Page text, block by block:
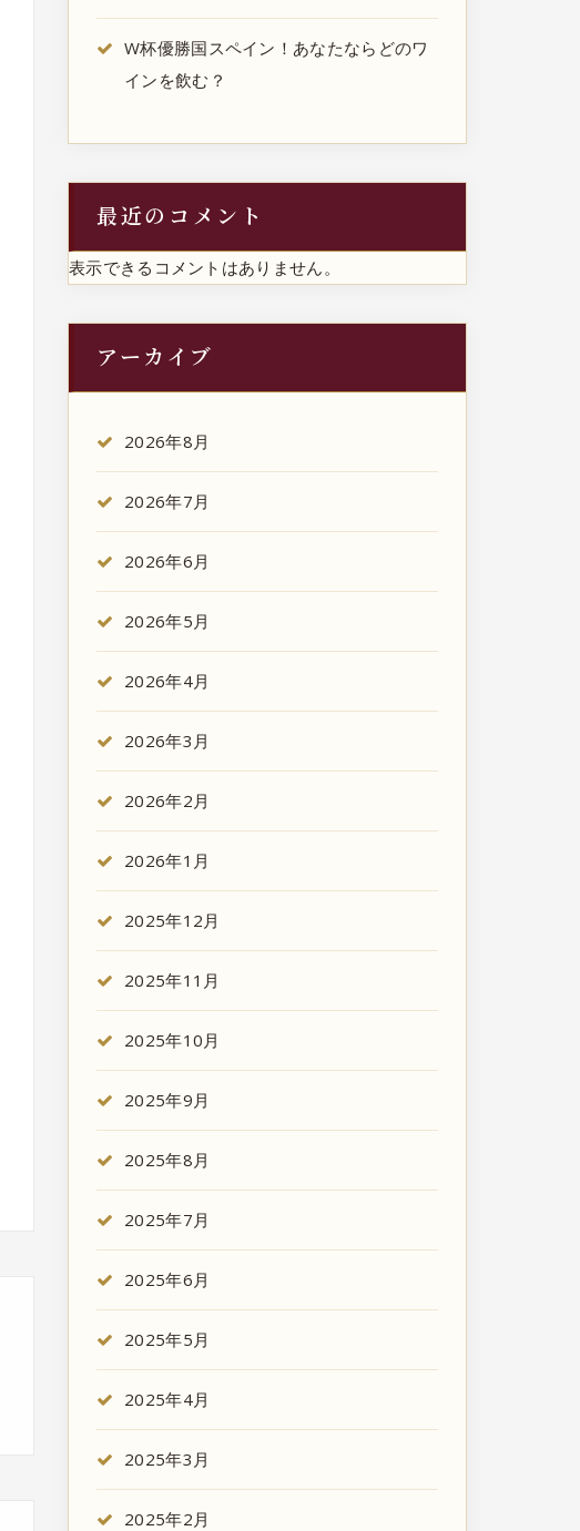
W杯優勝国スペイン！あなたならどのワ
インを飲む？
最近のコメント
表示できるコメントはありません。
アーカイブ
2026年8月
2026年7月
2026年6月
2026年5月
2026年4月
2026年3月
2026年2月
2026年1月
2025年12月
2025年11月
2025年10月
2025年9月
2025年8月
2025年7月
2025年6月
2025年5月
2025年4月
2025年3月
2025年2月